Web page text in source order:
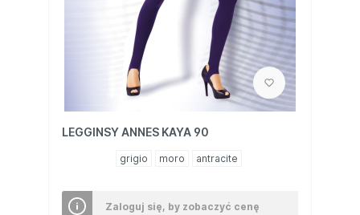
LEGGINSY ANNES KAYA 90
grigio moro antracite
Zaloguj się, by zobaczyć cenę